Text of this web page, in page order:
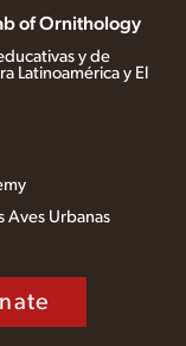
of Ornithology
y de
Latinoamérica y El
Aves Urbanas